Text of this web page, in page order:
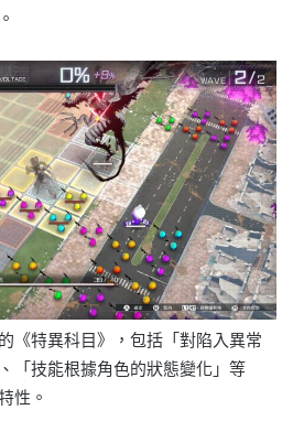
《特異科目》，包括「對陷入異常
「技能根據角色的狀態變化」等
性。